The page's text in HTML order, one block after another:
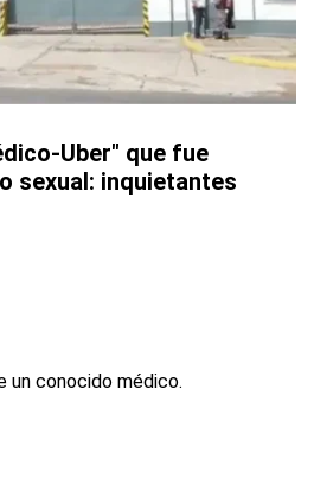
Uber" que fue
sexual: inquietantes